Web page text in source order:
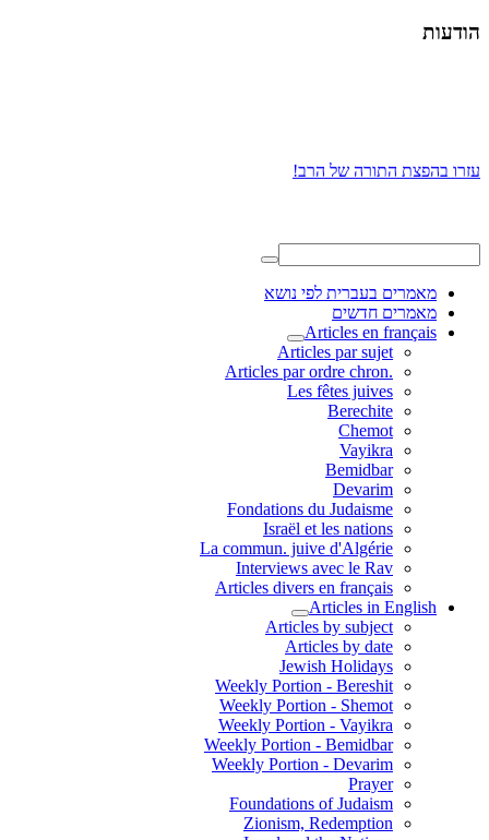
הודעות
עזרו בהפצת התורה של הרב!
מאמרים בעברית לפי נושא
מאמרים חדשים
Articles en français
Articles par sujet
.Articles par ordre chron
Les fêtes juives
Berechite
Chemot
Vayikra
Bemidbar
Devarim
Fondations du Judaisme
Israël et les nations
La commun. juive d'Algérie
Interviews avec le Rav
Articles divers en français
Articles in English
Articles by subject
Articles by date
Jewish Holidays
Weekly Portion - Bereshit
Weekly Portion - Shemot
Weekly Portion - Vayikra
Weekly Portion - Bemidbar
Weekly Portion - Devarim
Prayer
Foundations of Judaism
Zionism, Redemption